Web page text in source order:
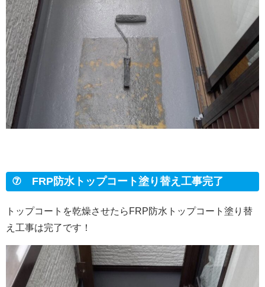
⑦ FRP防水トップコート塗り替え工事完了
トップコートを乾燥させたらFRP防水トップコート塗り替
え工事は完了です！